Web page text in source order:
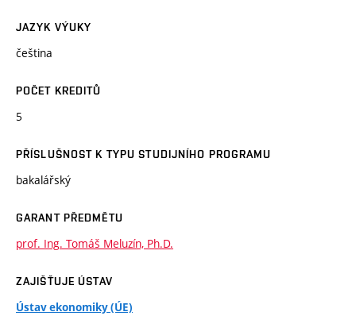
JAZYK VÝUKY
čeština
POČET KREDITŮ
5
PŘÍSLUŠNOST K TYPU STUDIJNÍHO PROGRAMU
bakalářský
GARANT PŘEDMĚTU
prof. Ing. Tomáš Meluzín, Ph.D.
ZAJIŠŤUJE ÚSTAV
Ústav ekonomiky (ÚE)